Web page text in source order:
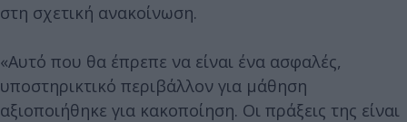
στη σχετική ανακοίνωση.
«Αυτό που θα έπρεπε να είναι ένα ασφαλές,
υποστηρικτικό περιβάλλον για μάθηση
αξιοποιήθηκε για κακοποίηση. Οι πράξεις της είναι